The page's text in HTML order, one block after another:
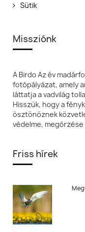
Sütik
Missziónk
A Birdo Az év
fotópályázat, amely
láttatja a vadvilág
Hisszük, hogy a
ösztönöznek
védelme,
Friss hírek